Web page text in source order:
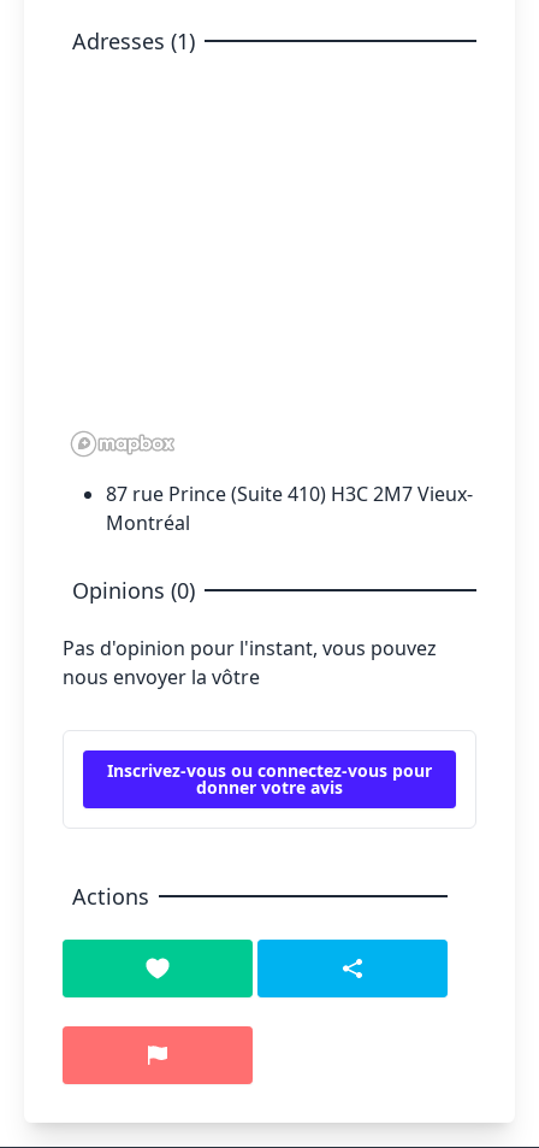
Adresses (1)
87 rue Prince (Suite 410) H3C 2M7 Vieux-
Montréal
Opinions (0)
Pas d'opinion pour l'instant, vous pouvez
nous envoyer la vôtre
Inscrivez-vous ou connectez-vous pour
donner votre avis
Actions